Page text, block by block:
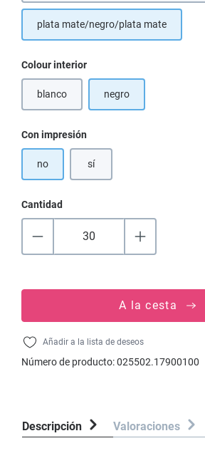
plata mate/negro/plata mate
Seleccione
Colour interior
blanco(Esta opción no está disponible en este
negro
Seleccione
Con impresión
no sí
Cantidad
A la cesta
Añadir a la lista de deseos
Número de producto:025502.17900100
Descripción Valoraciones